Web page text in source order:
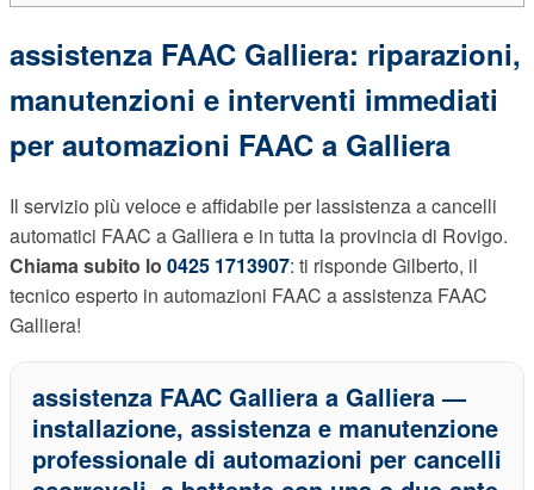
assistenza FAAC Galliera: riparazioni,
manutenzioni e interventi immediati
per automazioni FAAC a Galliera
Il servizio più veloce e affidabile per lassistenza a cancelli
automatici FAAC a Galliera e in tutta la provincia di Rovigo.
Chiama subito lo 0425 1713907: ti risponde Gilberto, il
tecnico esperto in automazioni FAAC a assistenza FAAC
Galliera!
assistenza FAAC Galliera a Galliera —
installazione, assistenza e manutenzione
professionale di automazioni per cancelli